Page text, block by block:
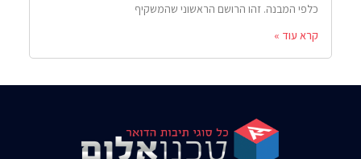
כלפי המבנה. זהו הרושם הראשוני שהמשקיף
קרא עוד »